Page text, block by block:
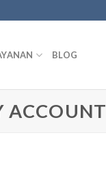
BLOG
ACCOUNT